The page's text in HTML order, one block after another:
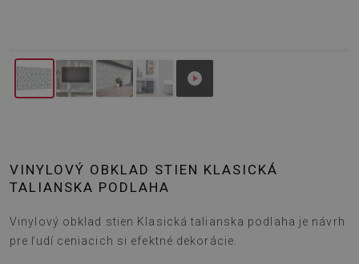
VINYLOVÝ OBKLAD STIEN KLASICKÁ
TALIANSKA PODLAHA
Vinylový obklad stien Klasická talianska podlaha je návrh
pre ľudí ceniacich si efektné dekorácie.